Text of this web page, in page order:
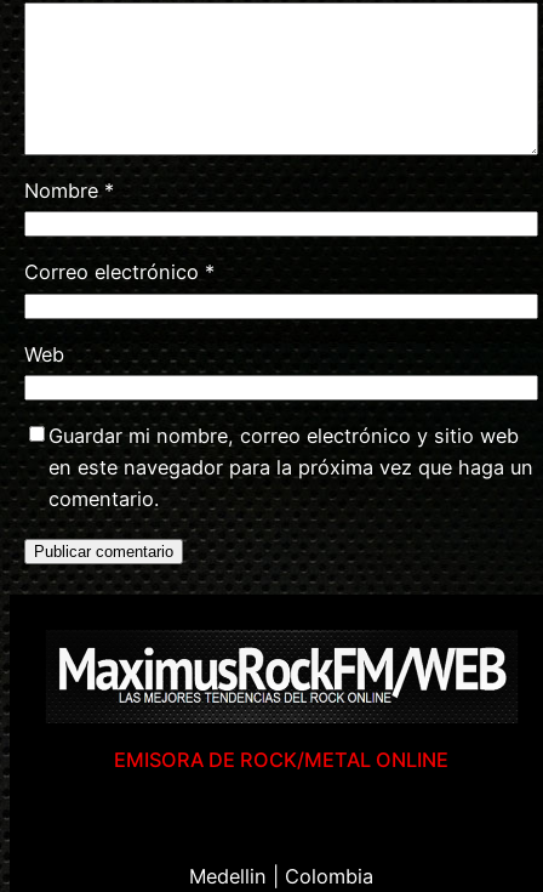
Nombre*
Correo electrónico *
Web
Guardar mi nombre, correo electrónico y sitio web
en este navegador para la próxima vez que haga un
comentario.
EMISORA DE ROCK/METAL ONLINE
Medellin | Colombia